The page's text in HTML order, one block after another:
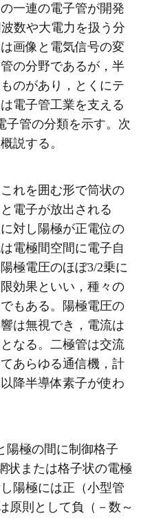
一連の電子管が開発
数や大電力を扱う分
画像と電気信号の変
の分野であるが，半
のがあり，とくにテ
電子管工業を支える
子管の分類を示す。次
説する。
れを囲む形で筒状の
電子が放出される
対し陽極が正電位の
電極間空間に電子自
極電圧のほぼ3/2乗に
効果といい，種々の
もある。陽極電圧の
は無視でき，電流は
なる。二極管は交流
あらゆる通信機，計
降半導体素子が使わ
陽極の間に制御格子
状または格子状の電極
陽極には正（小型管
原則として負（－数～